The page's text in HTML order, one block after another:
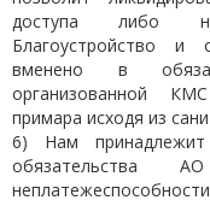
доступа либо
Благоустройство и
вменено в
организованной
примара исходя из
6) Нам принадлежит
обязательства